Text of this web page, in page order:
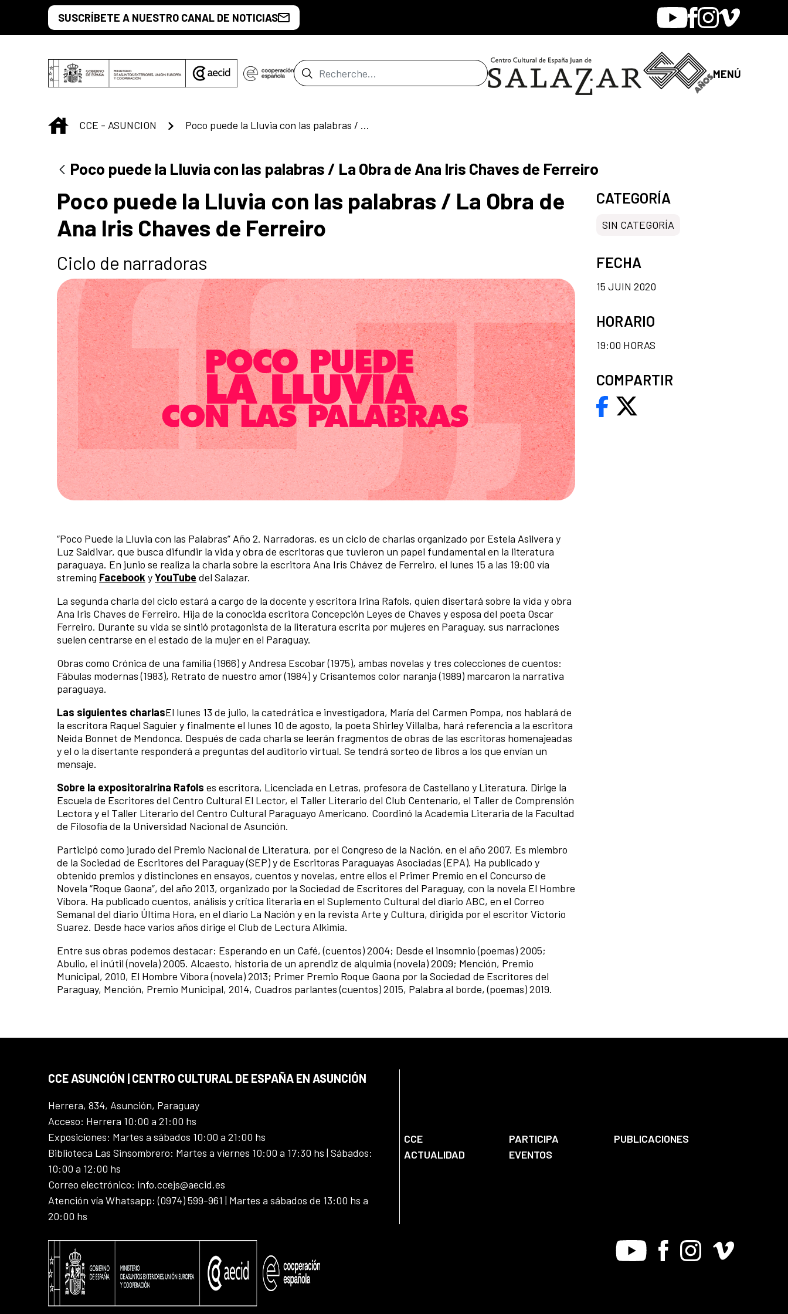
Saut au contenu principal
SUSCRÍBETE A NUESTRO CANAL DE NOTICIAS YoutubeFacebook
Instagram
Vimeo
Barre de recherche MENÚ
INICIO
CCE - ASUNCION Poco puede la Lluvia con las palabras / La Obra de Ana Iris Chaves de Ferreiro
Poco puede la Lluvia con las palabras / La Obra de Ana Iris Chaves de Ferreiro
Poco puede la Lluvia con las palabras / La Obra de
Ana Iris Chaves de Ferreiro
Ciclo de narradoras
“Poco Puede la Lluvia con las Palabras” Año 2. Narradoras, es un ciclo de charlas organizado por Estela Asilvera y
Luz Saldivar, que busca difundir la vida y obra de escritoras que tuvieron un papel fundamental en la literatura
paraguaya. En junio se realiza la charla sobre la escritora Ana Iris Chávez de Ferreiro, el lunes 15 a las 19:00 vía
streming Facebook yYouTube del Salazar.
La segunda charla del ciclo estará a cargo de la docente y escritora Irina Rafols, quien disertará sobre la vida y obra
Ana Iris Chaves de Ferreiro. Hija de la conocida escritora Concepción Leyes de Chaves y esposa del poeta Oscar
Ferreiro. Durante su vida se sintió protagonista de la literatura escrita por mujeres en Paraguay, sus narraciones
suelen centrarse en el estado de la mujer en el Paraguay.
Obras como Crónica de una familia (1966) y Andresa Escobar (1975), ambas novelas y tres colecciones de cuentos:
Fábulas modernas (1983), Retrato de nuestro amor (1984) y Crisantemos color naranja (1989) marcaron la narrativa
paraguaya.
Las siguientes charlasEl lunes 13 de julio, la catedrática e investigadora, María del Carmen Pompa, nos hablará de
la escritora Raquel Saguier y finalmente el lunes 10 de agosto, la poeta Shirley Villalba, hará referencia a la escritora
Neida Bonnet de Mendonca. Después de cada charla se leerán fragmentos de obras de las escritoras homenajeadas
y el o la disertante responderá a preguntas del auditorio virtual. Se tendrá sorteo de libros a los que envían un
mensaje.
Sobre la expositoraIrina Rafols es escritora, Licenciada en Letras, profesora de Castellano y Literatura. Dirige la
Escuela de Escritores del Centro Cultural El Lector, el Taller Literario del Club Centenario, el Taller de Comprensión
Lectora y el Taller Literario del Centro Cultural Paraguayo Americano. Coordinó la Academia Literaria de la Facultad
de Filosofía de la Universidad Nacional de Asunción.
Participó como jurado del Premio Nacional de Literatura, por el Congreso de la Nación, en el año 2007. Es miembro
de la Sociedad de Escritores del Paraguay (SEP) y de Escritoras Paraguayas Asociadas (EPA). Ha publicado y
obtenido premios y distinciones en ensayos, cuentos y novelas, entre ellos el Primer Premio en el Concurso de
Novela “Roque Gaona”, del año 2013, organizado por la Sociedad de Escritores del Paraguay, con la novela El Hombre
Víbora. Ha publicado cuentos, análisis y crítica literaria en el Suplemento Cultural del diario ABC, en el Correo
Semanal del diario Última Hora, en el diario La Nación y en la revista Arte y Cultura, dirigida por el escritor Victorio
Suarez. Desde hace varios años dirige el Club de Lectura Alkimia.
Entre sus obras podemos destacar: Esperando en un Café, (cuentos) 2004; Desde el insomnio (poemas) 2005;
Abulio, el inútil (novela) 2005. Alcaesto, historia de un aprendiz de alquimia (novela) 2009; Mención, Premio
Municipal, 2010, El Hombre Víbora (novela) 2013; Primer Premio Roque Gaona por la Sociedad de Escritores del
Paraguay, Mención, Premio Municipal, 2014, Cuadros parlantes (cuentos) 2015, Palabra al borde, (poemas) 2019.
CATEGORÍA
SIN CATEGORÍA
FECHA
15 JUIN 2020
HORARIO
19:00 HORAS
COMPARTIR
CCE ASUNCIÓN | CENTRO CULTURAL DE ESPAÑA EN ASUNCIÓN
Herrera, 834, Asunción, Paraguay
Acceso: Herrera 10:00 a 21:00 hs
Exposiciones: Martes a sábados 10:00 a 21:00 hs
Biblioteca Las Sinsombrero: Martes a viernes 10:00 a 17:30 hs | Sábados:
10:00 a 12:00 hs
Correo electrónico: info.ccejs@aecid.es
Atención vía Whatsapp: (0974) 599-961 | Martes a sábados de 13:00 hs a
20:00 hs
CCE PARTICIPA
PUBLICACIONES
ACTUALIDAD
EVENTOS
Youtube FacebookInstagram
Vimeo